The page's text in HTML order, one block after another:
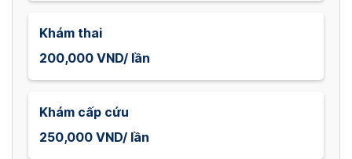
Khám thai
200,000 VND/ lần
Khám cấp cứu
250,000 VND/ lần